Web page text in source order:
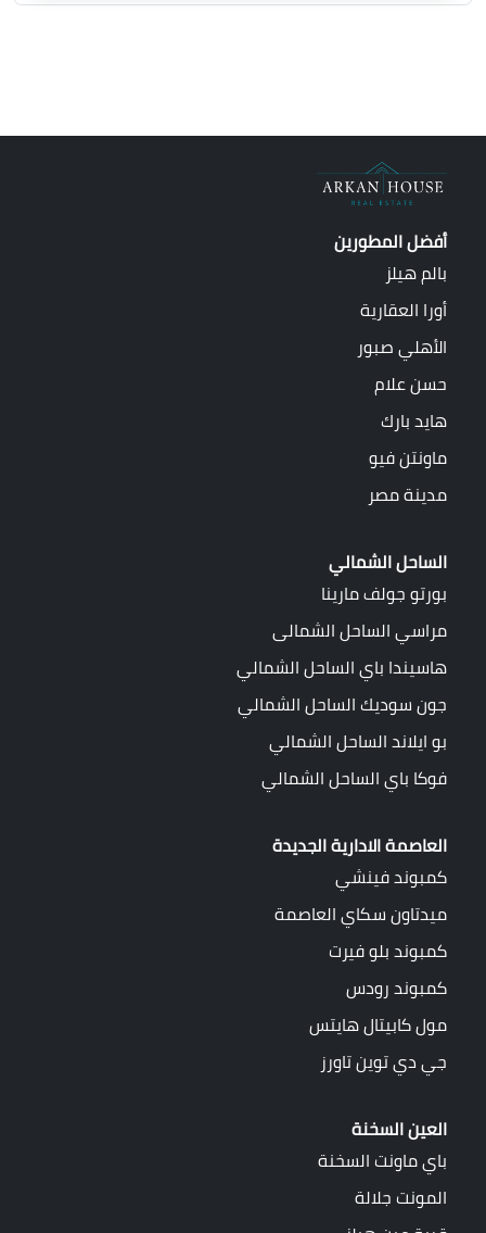
أفضل المطورين
بالم هيلز
أورا العقارية
الأهلي صبور
حسن علام
هايد بارك
ماونتن فيو
مدينة مصر
الساحل الشمالي
بورتو جولف مارينا
مراسي الساحل الشمالى
هاسيندا باي الساحل الشمالي
جون سوديك الساحل الشمالي
بو ايلاند الساحل الشمالي
فوكا باي الساحل الشمالي
العاصمة الادارية الجديدة
كمبوند فينشي
ميدتاون سكاي العاصمة
كمبوند بلو فيرت
كمبوند رودس
مول كابيتال هايتس
جي دي توين تاورز
العين السخنة
باي ماونت السخنة
المونت جلالة